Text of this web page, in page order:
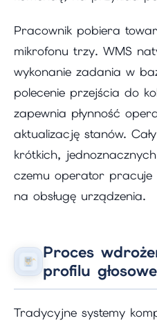
Pracownik pobiera
mikrofonu trzy. WMS
wykonanie zadania w
polecenie przejścia do
zapewnia płynność
aktualizację stanów.
krótkich,
czemu operator
na obsługę urządzenia.
Proces
profilu
Tradycyjne systemy